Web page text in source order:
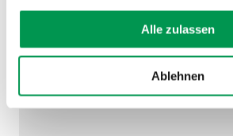
Alle zulassen
Ablehnen